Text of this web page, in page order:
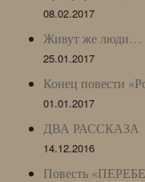
08.02.2017
Живут же люди…
25.01.2017
Конец повести
01.01.2017
ДВА РАССКАЗА
14.12.2016
Повесть